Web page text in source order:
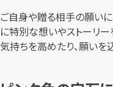
ご自身や贈る相手の願い
に特別な想いやストーリー
気持ちを高めたり、願いを